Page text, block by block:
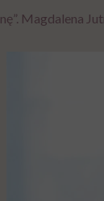
Magdalena